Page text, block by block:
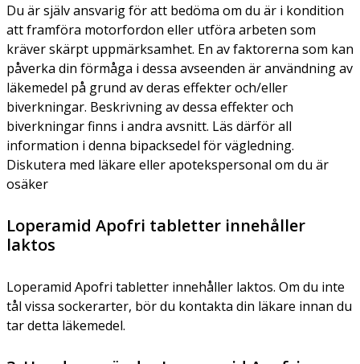
Du är själv ansvarig för att bedöma om du är i kondition
att framföra motorfordon eller utföra arbeten som
kräver skärpt uppmärksamhet. En av faktorerna som kan
påverka din förmåga i dessa avseenden är användning av
läkemedel på grund av deras effekter och/eller
biverkningar. Beskrivning av dessa effekter och
biverkningar finns i andra avsnitt. Läs därför all
information i denna bipacksedel för vägledning.
Diskutera med läkare eller apotekspersonal om du är
osäker
Loperamid Apofri tabletter innehåller
laktos
Loperamid Apofri tabletter innehåller laktos. Om du inte
tål vissa sockerarter, bör du kontakta din läkare innan du
tar detta läkemedel.